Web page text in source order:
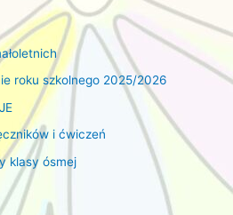
roku szkolnego 2025/2026
i ćwiczeń
klasy ósmej